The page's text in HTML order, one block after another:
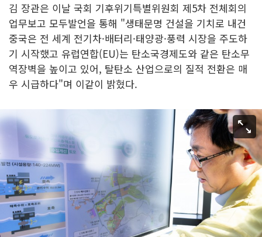
김 장관은 이날 국회 기후위기특별위원회 제5차 전체회의
업무보고 모두발언을 통해 "생태문명 건설을 기치로 내건
중국은 전 세계 전기차·배터리·태양광·풍력 시장을 주도하
기 시작했고 유럽연합(EU)는 탄소국경제도와 같은 탄소무
역장벽을 높이고 있어, 탈탄소 산업으로의 질적 전환은 매
우 시급하다"며 이같이 밝혔다.